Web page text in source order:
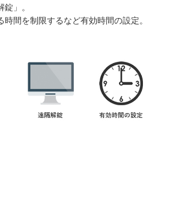
錠」。
時間を制限するなど有効時間の設定。